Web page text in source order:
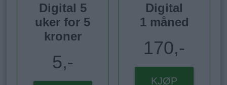
Digital 5
uker for 5
kroner
5,-
Digital
1 måned
170,-
KJØP